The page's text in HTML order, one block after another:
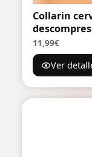
Collarin
cuello,
acciente
11,99€
Ver